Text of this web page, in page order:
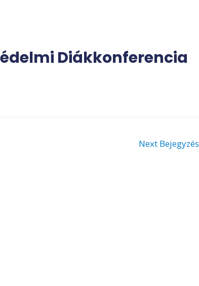
Diákkonferencia
Next Bejegyzés